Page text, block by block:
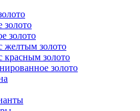
золото
золото
желтым золото
красным золото
золото